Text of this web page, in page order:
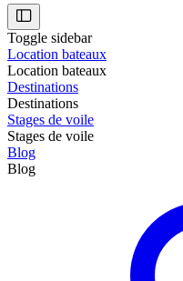
Toggle sidebar
Location bateaux
Location bateaux
Destinations
Destinations
Stages de voile
Stages de voile
Blog
Blog